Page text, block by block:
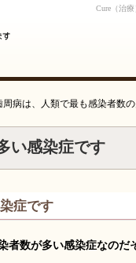
い感染症です
Cure（治
周病は、人類で最も感染者数
症です
者数が多い感染症なのだ